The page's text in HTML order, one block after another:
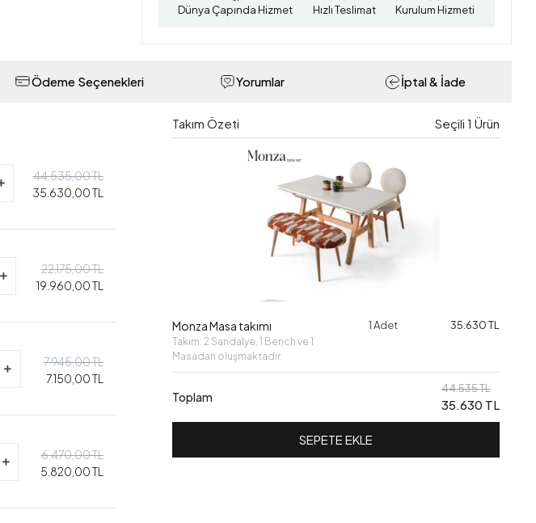
Dünya Çapında Hizmet Hızlı Teslimat Kurulum Hizmeti
Ödeme Seçenekleri Yorumlar İptal & İade
44.535,00 TL
35.630,00 TL
22.175,00 TL
19.960,00 TL
7.945,00 TL
7.150,00 TL
6.470,00 TL
5.820,00 TL
Takım Özeti Seçili 1 Ürün
Monza Masa takımı
Takım: 2 Sandalye, 1 Bench ve 1
Masadan oluşmaktadır.
1 Adet 35.630 TL
Toplam
44.535 TL
35.630 TL
SEPETE EKLE